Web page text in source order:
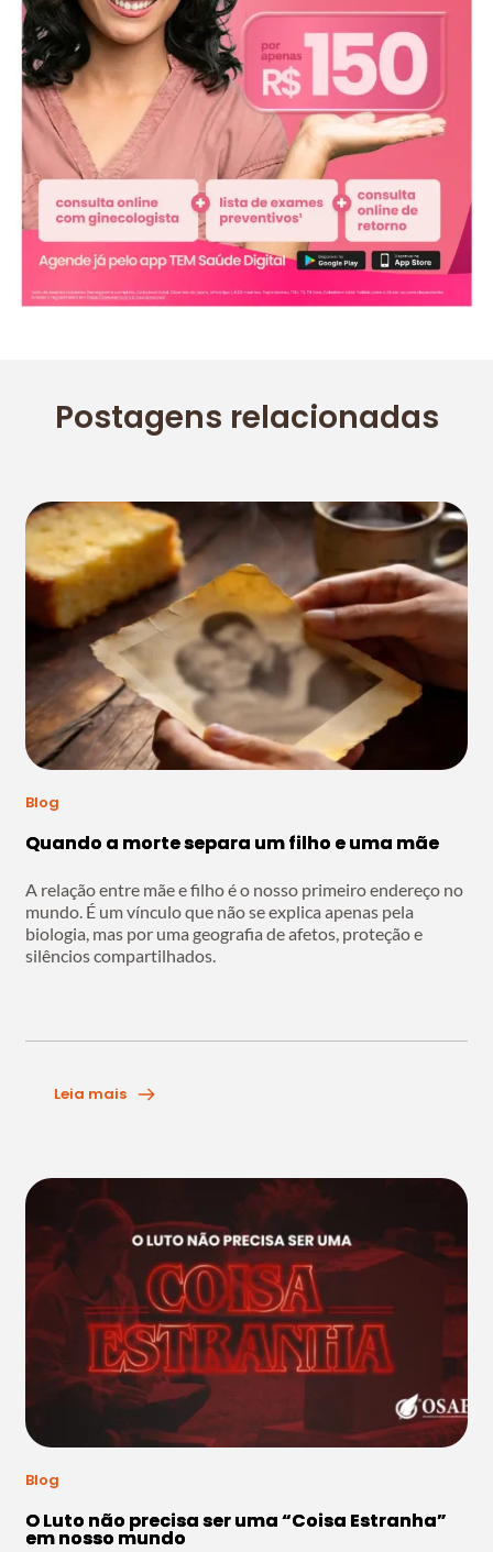
Postagens relacionadas
Blog
Quando a morte separa um filho e uma mãe
A relação entre mãe e filho é o nosso primeiro endereço no
mundo. É um vínculo que não se explica apenas pela
biologia, mas por uma geografia de afetos, proteção e
silêncios compartilhados.
Leia mais
Blog
O Luto não precisa ser uma “Coisa Estranha”
em nosso mundo